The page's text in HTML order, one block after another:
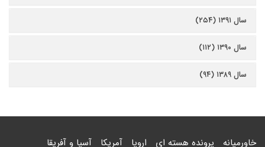
سال ۱۳۹۱ (۲۵۴)
سال ۱۳۹۰ (۱۱۲)
سال ۱۳۸۹ (۹۴)
خاورمیانه پرونده هسته ای اروپا آمریکا آسیا و آفریقا